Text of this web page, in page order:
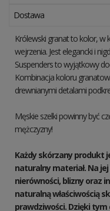
Dostawa
Królewski granat to kolor, w
wejrzenia. Jest elegancki i
Suspenders to wyjątkowy
Kombinacja koloru
drewnianymi detalami
Męskie szelki powinny być
mężczyzny!
Każdy skórzany produkt
naturalny materiał. Na
nierówności, blizny oraz
naturalną właściwością
prawdziwości. Dzięki